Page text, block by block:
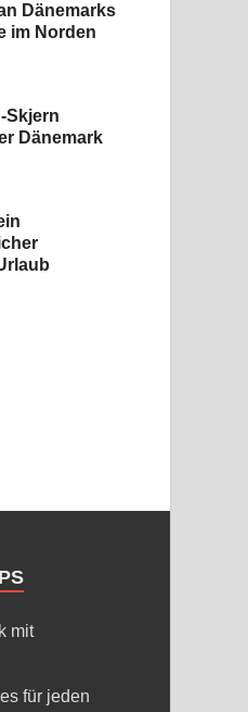
Dänemarks
im Norden
Skjern
Dänemark
mit
für jeden